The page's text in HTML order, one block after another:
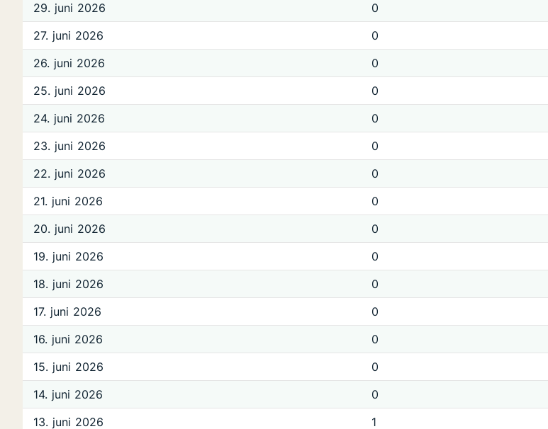
29. juni 2026
0
27. juni 2026
0
26. juni 2026
0
25. juni 2026
0
24. juni 2026
0
23. juni 2026
0
22. juni 2026
0
21. juni 2026
0
20. juni 2026
0
19. juni 2026
0
18. juni 2026
0
17. juni 2026
0
16. juni 2026
0
15. juni 2026
0
14. juni 2026
0
13. juni 2026
1